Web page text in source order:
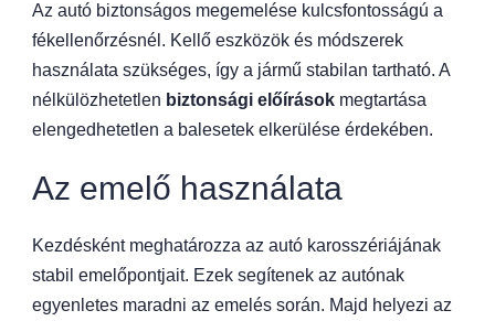
Az autó biztonságos megemelése kulcsfontosságú a
fékellenőrzésnél. Kellő eszközök és módszerek
használata szükséges, így a jármű stabilan tartható. A
nélkülözhetetlen biztonsági előírások megtartása
elengedhetetlen a balesetek elkerülése érdekében.
Az emelő használata
Kezdésként meghatározza az autó karosszériájának
stabil emelőpontjait. Ezek segítenek az autónak
egyenletes maradni az emelés során. Majd helyezi az